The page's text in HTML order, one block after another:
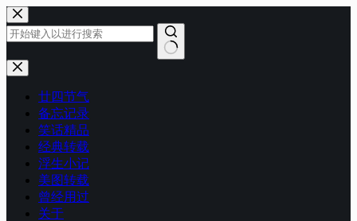
跳
至
内
容
无
廿四节气
备忘记录
笑话精品
经典转载
浮生小记
美图转载
曾经用过
关于